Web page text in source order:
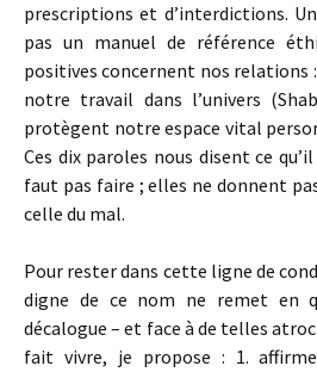
prescriptions et d’interdictions.
pas un manuel de référence
positives concernent nos relations
notre travail dans l’univers
protègent notre espace vital
Ces dix paroles nous disent ce
faut pas faire ; elles ne donnent
celle du mal.
Pour rester dans cette ligne de
digne de ce nom ne remet en
décalogue – et face à de telles
fait vivre, je propose : 1.